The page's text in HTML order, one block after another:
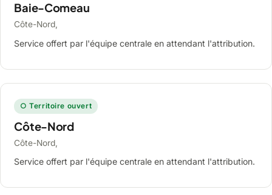
Baie-Comeau
Côte-Nord,
Service offert par l'équipe centrale en attendant l'attribution.
○ Territoire ouvert
Côte-Nord
Côte-Nord,
Service offert par l'équipe centrale en attendant l'attribution.